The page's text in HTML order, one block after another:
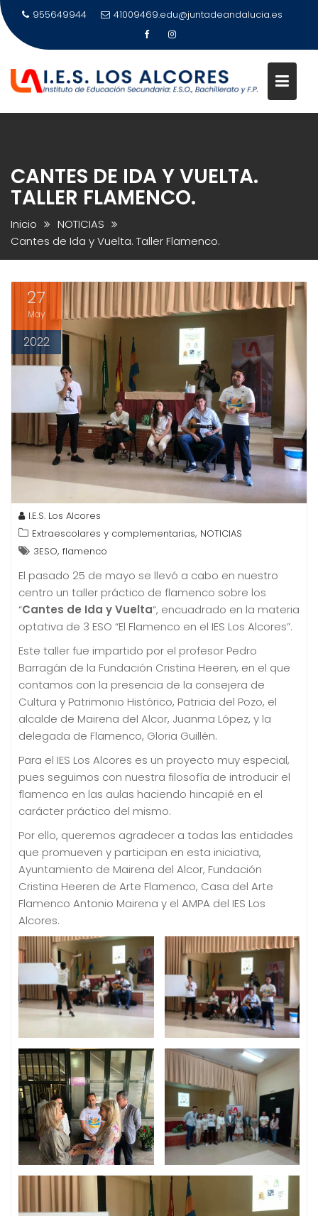
Saltar
al
contenido
955649944 41009469.edu@juntadeandalucia.es
CANTES DE IDA Y VUELTA.
TALLER FLAMENCO.
Inicio
NOTICIAS
Cantes de Ida y Vuelta. Taller Flamenco.
27
May
2022
I.E.S. Los Alcores
Extraescolares y complementarias, NOTICIAS
3ESO, flamenco
El pasado 25 de mayo se llevó a cabo en nuestro
centro un taller práctico de flamenco sobre los
“Cantes de Ida y Vuelta“, encuadrado en la materia
optativa de 3 ESO “El Flamenco en el IES Los Alcores”.
Este taller fue impartido por el profesor Pedro
Barragán de la Fundación Cristina Heeren, en el que
contamos con la presencia de la consejera de
Cultura y Patrimonio Histórico, Patricia del Pozo, el
alcalde de Mairena del Alcor, Juanma López, y la
delegada de Flamenco, Gloria Guillén.
Para el IES Los Alcores es un proyecto muy especial,
pues seguimos con nuestra filosofía de introducir el
flamenco en las aulas haciendo hincapié en el
carácter práctico del mismo.
Por ello, queremos agradecer a todas las entidades
que promueven y participan en esta iniciativa,
Ayuntamiento de Mairena del Alcor, Fundación
Cristina Heeren de Arte Flamenco, Casa del Arte
Flamenco Antonio Mairena y el AMPA del IES Los
Alcores.